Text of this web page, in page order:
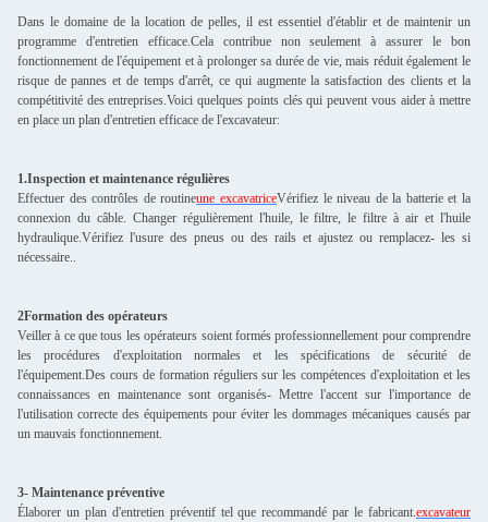
Dans le domaine de la location de pelles, il est essentiel d'établir et de maintenir un
programme d'entretien efficace.Cela contribue non seulement à assurer le bon
fonctionnement de l'équipement et à prolonger sa durée de vie, mais réduit également le
risque de pannes et de temps d'arrêt, ce qui augmente la satisfaction des clients et la
compétitivité des entreprises.Voici quelques points clés qui peuvent vous aider à mettre
en place un plan d'entretien efficace de l'excavateur:
1.Inspection et maintenance régulières
Effectuer des contrôles de routineune excavatriceVérifiez le niveau de la batterie et la
connexion du câble. Changer régulièrement l'huile, le filtre, le filtre à air et l'huile
hydraulique.Vérifiez l'usure des pneus ou des rails et ajustez ou remplacez- les si
nécessaire..
2Formation des opérateurs
Veiller à ce que tous les opérateurs soient formés professionnellement pour comprendre
les procédures d'exploitation normales et les spécifications de sécurité de
l'équipement.Des cours de formation réguliers sur les compétences d'exploitation et les
connaissances en maintenance sont organisés- Mettre l'accent sur l'importance de
l'utilisation correcte des équipements pour éviter les dommages mécaniques causés par
un mauvais fonctionnement.
3- Maintenance préventive
Élaborer un plan d'entretien préventif tel que recommandé par le fabricant. excavateur